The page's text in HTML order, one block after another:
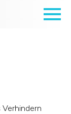
Open site